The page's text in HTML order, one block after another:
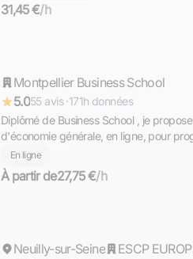
31,45 €/h
Répond rapidement
Montpellier Business School
5.055 avis ·171h données
Diplômé de Business School , je
d'économie générale, en ligne, pour
l'obtention de l'examen final.
En ligne
À partir de27,75 €/h
Répond rapidement
Neuilly-sur-Seine
ESCP